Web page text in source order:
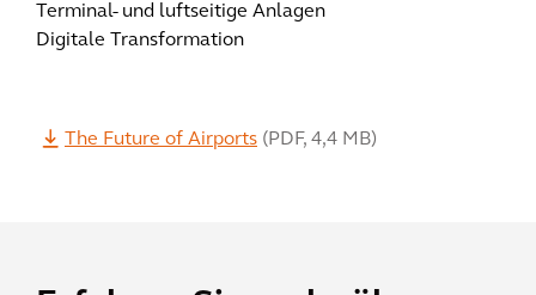
Terminal- und luftseitige Anlagen
Digitale Transformation
The Future of Airports ( PDF, 4,4 MB)